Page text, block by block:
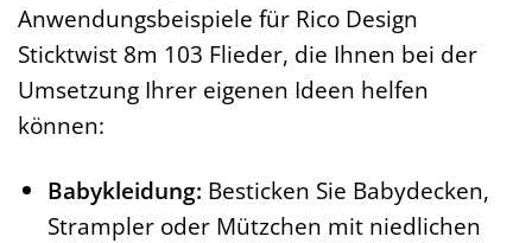
Anwendungsbeispiele für Rico Design
Sticktwist 8m 103 Flieder, die Ihnen bei der
Umsetzung Ihrer eigenen Ideen helfen
können:
Babykleidung: Besticken Sie Babydecken,
Strampler oder Mützchen mit niedlichen